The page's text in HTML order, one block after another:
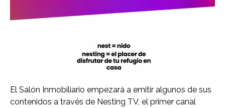
El Salón Inmobiliario empezará a emitir algunos de sus
contenidos a través de Nesting TV, el primer canal